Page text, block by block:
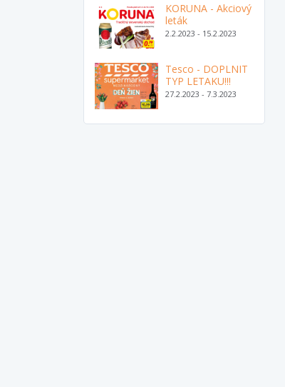
KORUNA - Akciový
leták
2.2.2023 - 15.2.2023
Tesco - DOPLNIT
TYP LETAKU!!!
27.2.2023 - 7.3.2023